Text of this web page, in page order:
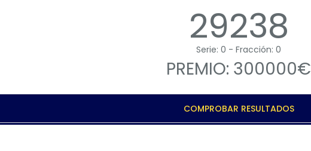
29238
Serie: 0 - Fracción: 0
PREMIO: 300000€
COMPROBAR RESULTADOS